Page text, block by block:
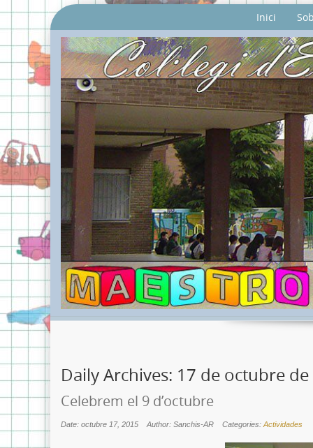
Inici
Daily Archives: 17 de octubre
Celebrem el 9 d’octubre
Date: octubre 17, 2015 Author: Sanchis-AR Categories: Actividades